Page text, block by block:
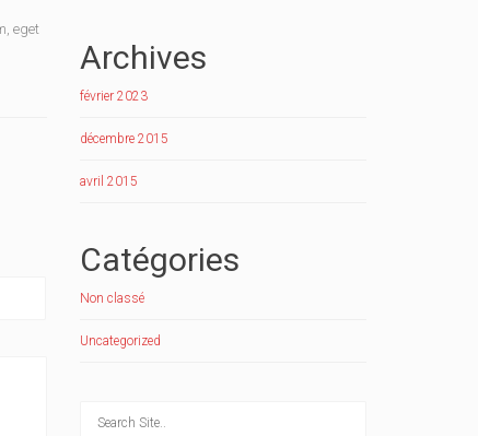
eget
Archives
février 2023
décembre 2015
avril 2015
Catégories
Non classé
Uncategorized